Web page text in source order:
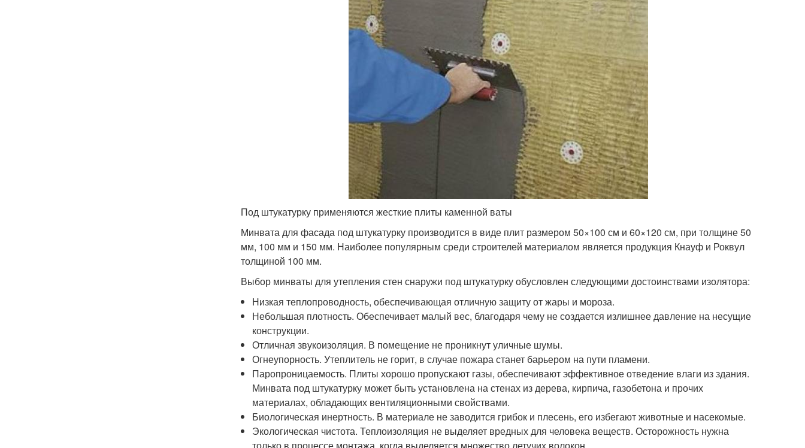
Под штукатурку применяются жесткие плиты каменной ваты
Минвата для фасада под штукатурку производится в виде плит размером 50×100 см и 60×120 см, при толщине 50
мм, 100 мм и 150 мм. Наиболее популярным среди строителей материалом является продукция Кнауф и Роквул
толщиной 100 мм.
Выбор минваты для утепления стен снаружи под штукатурку обусловлен следующими достоинствами изолятора:
Низкая теплопроводность, обеспечивающая отличную защиту от жары и мороза.
Небольшая плотность. Обеспечивает малый вес, благодаря чему не создается излишнее давление на несущие
конструкции.
Отличная звукоизоляция. В помещение не проникнут уличные шумы.
Огнеупорность. Утеплитель не горит, в случае пожара станет барьером на пути пламени.
Паропроницаемость. Плиты хорошо пропускают газы, обеспечивают эффективное отведение влаги из здания.
Минвата под штукатурку может быть установлена на стенах из дерева, кирпича, газобетона и прочих
материалах, обладающих вентиляционными свойствами.
Биологическая инертность. В материале не заводится грибок и плесень, его избегают животные и насекомые.
Экологическая чистота. Теплоизоляция не выделяет вредных для человека веществ. Осторожность нужна